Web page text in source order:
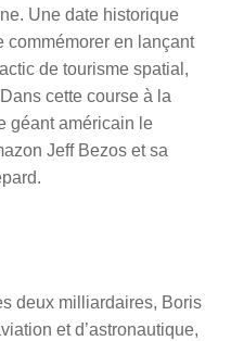
Une date historique
commémorer en lançant
de tourisme spatial,
cette course à la
géant américain le
Jeff Bezos et sa
deux milliardaires, Boris
et d’astronautique,